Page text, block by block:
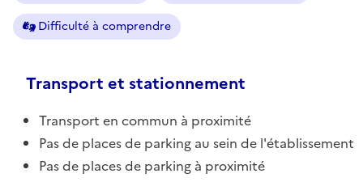
Difficulté à comprendre
Transport et stationnement
Transport en commun à proximité
Pas de places de parking au sein de l'établissement
Pas de places de parking à proximité